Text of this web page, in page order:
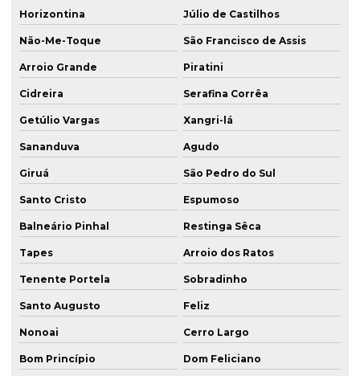
Parede diafragma para fundação rs
Parede diafragma para fundação sc
Parede de diafragma em itapema
Parede de diafragma em passo fundo
Parede de diafragma em santa maria
Perfuração de estaca hélice contínua
Perfuração de estaca raiz
Perfuração estacas
Perfuração de fundação
Perfuratriz de estaca raiz
Projeto de fundação
Serviço de estaca raiz rs
Horizontina Júlio de Castilhos
Não-Me-Toque São Francisco de Assis
Arroio Grande Piratini
Cidreira Serafina Corrêa
Getúlio Vargas Xangri-lá
Sananduva Agudo
Giruá São Pedro do Sul
Santo Cristo Espumoso
Balneário Pinhal Restinga Sêca
Tapes Arroio dos Ratos
Tenente Portela Sobradinho
Santo Augusto Feliz
Nonoai Cerro Largo
Bom Princípio Dom Feliciano